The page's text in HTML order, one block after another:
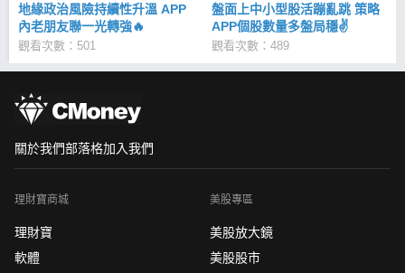
地緣政治風險持續性升溫 APP
內老朋友聯一光轉強🔥
觀看次數：501
盤面上中小型股活蹦亂跳 策略
APP個股數量多盤局穩✌
觀看次數：489
關於我們部落格加入我們
理財寶商城
理財寶
軟體
美股專區
美股放大鏡
美股股市